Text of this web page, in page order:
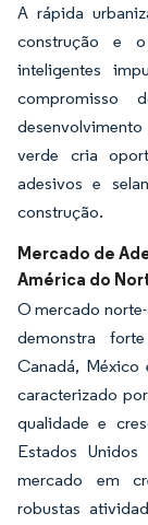
A rápida
construção e
inteligentes
compromisso
verde cria
adesivos e
construção.
Mercado de
América do
O mercado
demonstra
Canadá,
caracterizado
qualidade e
Estados
mercado em
robustas